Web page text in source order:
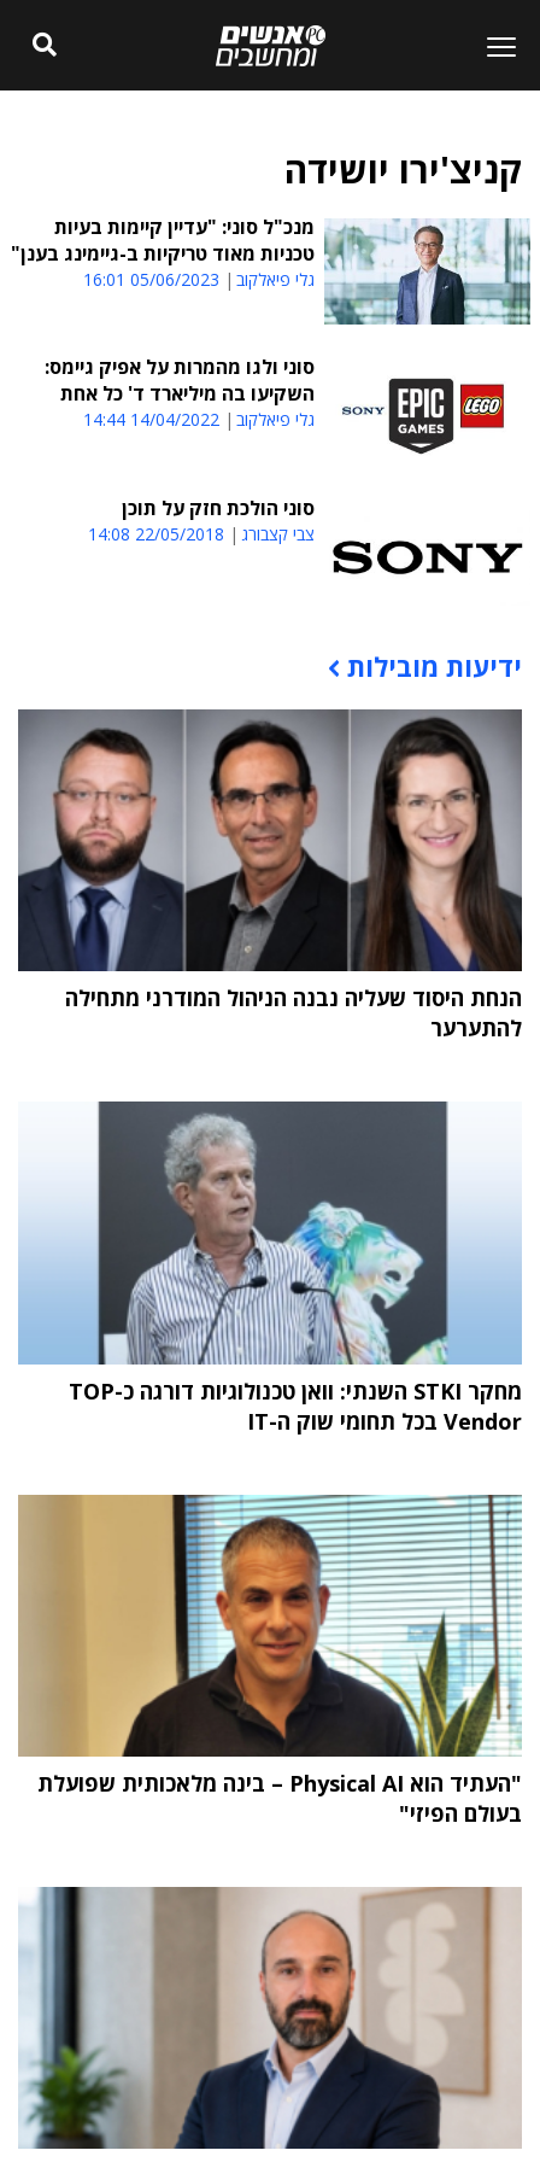
קניצ'ירו יושידה
מנכ"ל סוני: "עדיין קיימות בעיות
טכניות מאוד טריקיות ב-גיימינג בענן"
גלי פיאלקוב 05/06/2023 16:01
סוני ולגו מהמרות על אפיק גיימס:
השקיעו בה מיליארד ד' כל אחת
גלי פיאלקוב 14/04/2022 14:44
סוני הולכת חזק על תוכן
צבי קצבורג 22/05/2018 14:08
תוכן פרסומי
ידיעות מובילות
הנחת היסוד שעליה נבנה הניהול המודרני מתחילה
להתערער
מחקר STKI השנתי: וואן טכנולוגיות דורגה כ-TOP
Vendor בכל תחומי שוק ה-IT
"העתיד הוא Physical AI – בינה מלאכותית שפועלת
בעולם הפיזי"